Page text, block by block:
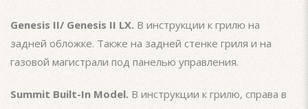
Genesis II/ Genesis II LX. В инструкции к грилю на
задней обложке. Также на задней стенке гриля и на
газовой магистрали под панелью управления.
Summit Built-In Model. В инструкции к грилю, справа в